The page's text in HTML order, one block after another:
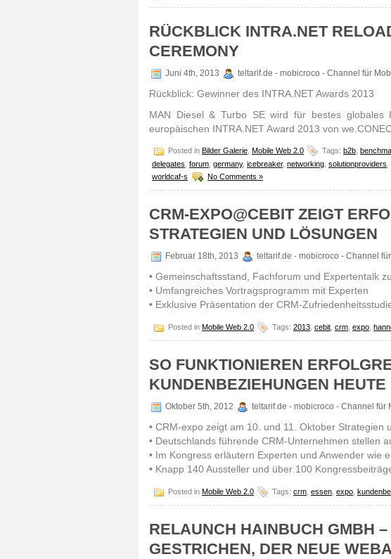
RÜCKBLICK INTRA.NET
CEREMONY
Juni 4th, 2013 teltarif.de - mobicroco - Channel für
Rückblick: Gewinner des INTRA.NET Awards 2013
MAN Diesel & Turbo SE wird für bestes globales
europäischen INTRA.NET Award 2013 von
Posted in Bilder Galerie Mobile Web 2.0 Tags: b2b
delegates forum germany, icebreaker, networking solutionproviders
worldcaf-s
No Comments »
CRM-EXPO@CEBIT ZEIGT
STRATEGIEN UND LÖSUNGEN
Februar 18th, 2013 teltarif.de - mobicroco - Channel
• Gemeinschaftsstand, Fachforum und Expertentalk
• Umfangreiches Vortragsprogramm mit Experten
• Exklusive Präsentation der CRM-
Posted in Mobile Web 2.0 Tags: 2013 cebit crm expo
SO FUNKTIONIEREN
KUNDENBEZIEHUNGEN HEUTE
Oktober 5th, 2012 teltarif.de - mobicroco - Channel für
• CRM-expo zeigt am 10. und 11. Oktober Strategien
• Deutschlands führende CRM-Unternehmen stellen
• Im Kongress erläutern Experten und Anwender wie
• Knapp 140 Aussteller und über 100
Posted in Mobile Web 2.0 Tags: crm essen expo
RELAUNCH HAINBUCH GMBH
GESTRICHEN, DER NEUE